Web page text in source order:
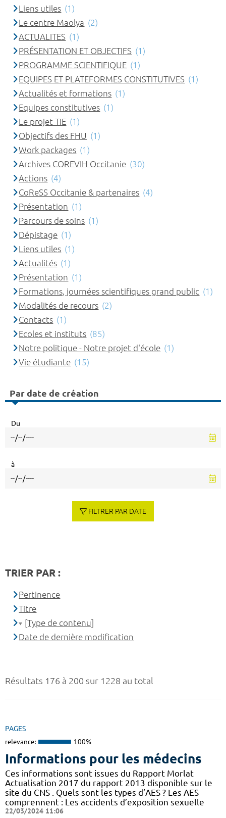
Résultats 176 à 200 sur 1228 au total
PAGES
relevance: 100%
Informations pour les médecins
Ces informations sont issues du Rapport Morlat
Actualisation 2017 du rapport 2013 disponible sur le
site du CNS . Quels sont les types d’AES ? Les AES
comprennent : Les accidents d’exposition sexuelle
22/03/2024 11:06
Liens utiles (1)
Le centre Maolya (2)
ACTUALITES (1)
PRÉSENTATION ET OBJECTIFS (1)
PROGRAMME SCIENTIFIQUE (1)
EQUIPES ET PLATEFORMES CONSTITUTIVES (1)
Actualités et formations (1)
Equipes constitutives (1)
Le projet TIE (1)
Objectifs des FHU (1)
Work packages (1)
Archives COREVIH Occitanie (30)
Actions (4)
CoReSS Occitanie & partenaires (4)
Présentation (1)
Parcours de soins (1)
Dépistage (1)
Liens utiles (1)
Actualités (1)
Présentation (1)
Formations, journées scientifiques grand public (1)
Modalités de recours (2)
Contacts (1)
Ecoles et instituts (85)
Notre politique - Notre projet d'école (1)
Vie étudiante (15)
Par date de création
Du
à
FILTRER PAR DATE
TRIER PAR :
Pertinence
Titre
[Type de contenu]
Date de dernière modification